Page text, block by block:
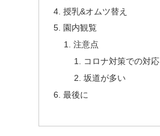
授乳&オムツ替え
園内観覧
注意点
コロナ対策での対応
坂道が多い
最後に